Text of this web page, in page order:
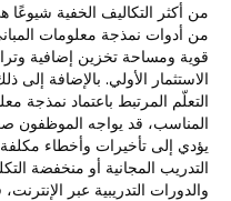
من أكثر التكاليف الخفية شيوعًا
من أدوات نمذجة معلومات
قوية ومساحة تخزين إضافية
الاستثمار الأولي. بالإضافة إلى
التعلّم المرتبط باعتماد نمذجة
المناسب، قد يواجه الموظفون
يؤدي إلى تأخيرات وأخطاء
التدريب المجانية أو منخفضة
والدورات التدريبية عبر